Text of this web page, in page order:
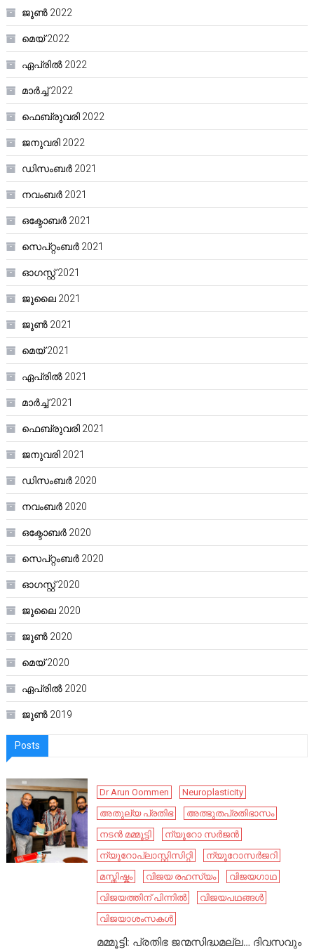
ജൂൺ 2022
മെയ്‌ 2022
ഏപ്രിൽ 2022
മാർച്ച്‌ 2022
ഫെബ്രുവരി 2022
ജനുവരി 2022
ഡിസംബർ 2021
നവംബർ 2021
ഒക്ടോബർ 2021
സെപ്റ്റംബർ 2021
ഓഗസ്റ്റ്‌ 2021
ജൂലൈ 2021
ജൂൺ 2021
മെയ്‌ 2021
ഏപ്രിൽ 2021
മാർച്ച്‌ 2021
ഫെബ്രുവരി 2021
ജനുവരി 2021
ഡിസംബർ 2020
നവംബർ 2020
ഒക്ടോബർ 2020
സെപ്റ്റംബർ 2020
ഓഗസ്റ്റ്‌ 2020
ജൂലൈ 2020
ജൂൺ 2020
മെയ്‌ 2020
ഏപ്രിൽ 2020
ജൂൺ 2019
Posts
Dr Arun Oommen
Neuroplasticity
അതുല്യ പ്രതിഭ
അത്ഭുതപ്രതിഭാസം
നടൻ മമ്മൂട്ടി
ന്യൂറോ സർജൻ
ന്യൂറോപ്ലാസ്റ്റിസിറ്റി
ന്യൂറോസർജറി
മസ്തിഷ്കം
വിജയ രഹസ്യം
വിജയഗാഥ
വിജയത്തിന് പിന്നിൽ
വിജയപഥങ്ങൾ
വിജയാശംസകൾ
മമ്മൂട്ടി: പ്രതിഭ ജന്മസിദ്ധമല്ല… ദിവസവും